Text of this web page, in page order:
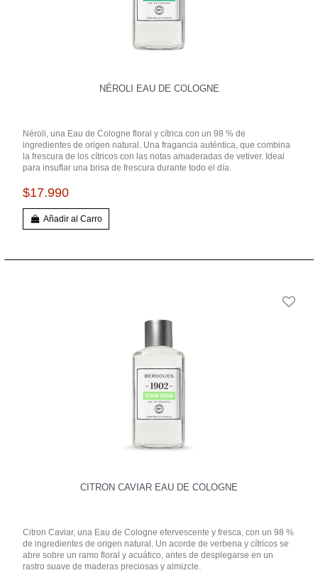
NÉROLI EAU DE COLOGNE
Néroli, una Eau de Cologne floral y cítrica con un 98 % de
ingredientes de origen natural. Una fragancia auténtica, que combina
la frescura de los cítricos con las notas amaderadas de vetiver. Ideal
para insuflar una brisa de frescura durante todo el día.
$17.990
Añadir al Carro
CITRON CAVIAR EAU DE COLOGNE
Citron Caviar, una Eau de Cologne efervescente y fresca, con un 98 %
de ingredientes de origen natural. Un acorde de verbena y cítricos se
abre sobre un ramo floral y acuático, antes de desplegarse en un
rastro suave de maderas preciosas y almizcle.